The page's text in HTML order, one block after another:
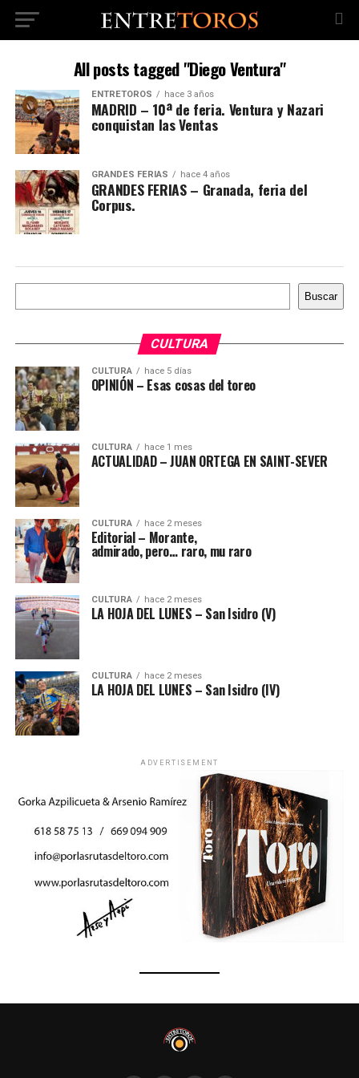
All posts tagged "Diego Ventura"
ENTRETOROS hace 3 años
MADRID – 10ª de feria. Ventura y Nazari
conquistan las Ventas
GRANDES FERIAS hace 4 años
GRANDES FERIAS – Granada, feria del
Corpus.
Buscar
Buscar
CULTURA
CULTURA hace 5 días
OPINIÓN – Esas cosas del toreo
CULTURA hace 1 mes
ACTUALIDAD – JUAN ORTEGA EN SAINT-SEVER
CULTURA hace 2 meses
Editorial – Morante,
admirado, pero… raro, mu raro
CULTURA hace 2 meses
LA HOJA DEL LUNES – San Isidro (V)
CULTURA hace 2 meses
LA HOJA DEL LUNES – San Isidro (IV)
ADVERTISEMENT